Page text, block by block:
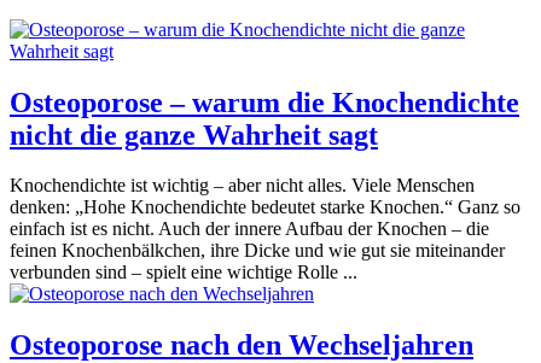
Osteoporose – warum die Knochendichte
nicht die ganze Wahrheit sagt
Knochendichte ist wichtig – aber nicht alles. Viele Menschen
denken: „Hohe Knochendichte bedeutet starke Knochen.“ Ganz so
einfach ist es nicht. Auch der innere Aufbau der Knochen – die
feinen Knochenbälkchen, ihre Dicke und wie gut sie miteinander
verbunden sind – spielt eine wichtige Rolle ...
Osteoporose nach den Wechseljahren